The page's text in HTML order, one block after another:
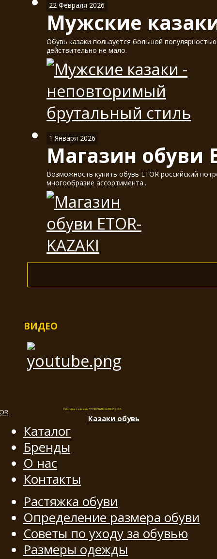
22 Февраля 2026
Мужские
Обувь казаки пользуется большой
действительно не мало.
1 Января 2026
Магазин обуви
Возможность купить обувь ETOR российский
многообразие ассортимента...
ВИДЕО
© Интернет-магазин "ETOR ОБУВЬ КАЗАКИ", 2026.
Казаки обувь
Каталог
Бренды
О нас
Контакты
Растяжка обуви
Определение размера обуви
Советы по уходу за обувью
Размеры одежды